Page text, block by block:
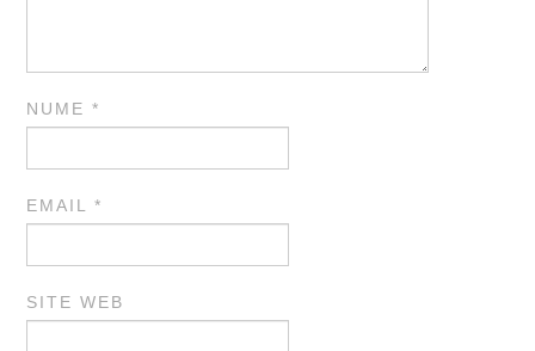
NUME*
EMAIL*
SITE WEB